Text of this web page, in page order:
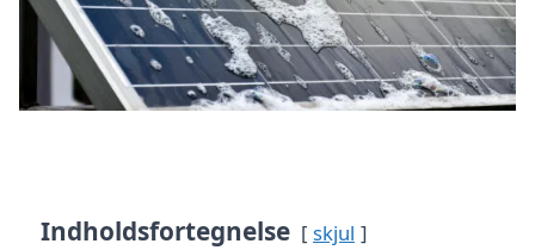
Indholdsfortegnelse skjul